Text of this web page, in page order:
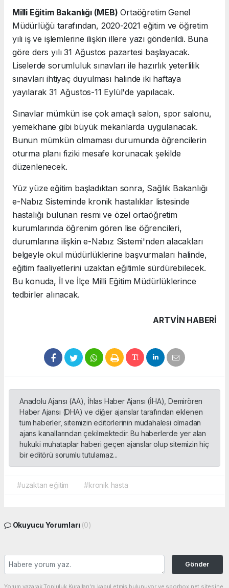
Milli Eğitim Bakanlığı (MEB) Ortaöğretim Genel
Müdürlüğü tarafından, 2020-2021 eğitim ve öğretim
yılı iş ve işlemlerine ilişkin illere yazı gönderildi. Buna
göre ders yılı 31 Ağustos pazartesi başlayacak.
Liselerde sorumluluk sınavları ile hazırlık yeterlilik
sınavları ihtiyaç duyulması halinde iki haftaya
yayılarak 31 Ağustos-11 Eylül'de yapılacak.
Sınavlar mümkün ise çok amaçlı salon, spor salonu,
yemekhane gibi büyük mekanlarda uygulanacak.
Bunun mümkün olmaması durumunda öğrencilerin
oturma planı fiziki mesafe korunacak şekilde
düzenlenecek.
Yüz yüze eğitim başladıktan sonra, Sağlık Bakanlığı
e-Nabız Sisteminde kronik hastalıklar listesinde
hastalığı bulunan resmi ve özel ortaöğretim
kurumlarında öğrenim gören lise öğrencileri,
durumlarına ilişkin e-Nabız Sistemi'nden alacakları
belgeyle okul müdürlüklerine başvurmaları halinde,
eğitim faaliyetlerini uzaktan eğitimle sürdürebilecek.
Bu konuda, İl ve İlçe Milli Eğitim Müdürlüklerince
tedbirler alınacak.
ARTVIN HABERİ
Anadolu Ajansı (AA), İhlas Haber Ajansı (İHA), Demirören
Haber Ajansı (DHA) ve diğer ajanslar tarafından eklenen
tüm haberler, sitemizin editörlerinin müdahalesi olmadan
ajans kanallarından çekilmektedir. Bu haberlerde yer alan
hukuki muhataplar haberi geçen ajanslar olup sitemizin hiç
bir editörü sorumlu tutulamaz...
#uzaktan eğitim #kronik hasta
Okuyucu Yorumları (0)
Gönder